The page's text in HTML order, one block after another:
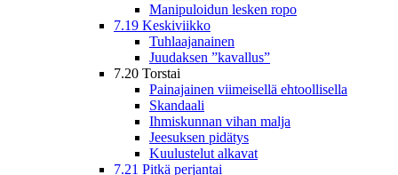
Manipuloidun lesken ropo
7.19 Keskiviikko
Tuhlaajanainen
Juudaksen ”kavallus”
7.20 Torstai
Painajainen viimeisellä ehtoollisella
Skandaali
Ihmiskunnan vihan malja
Jeesuksen pidätys
Kuulustelut alkavat
7.21 Pitkä perjantai